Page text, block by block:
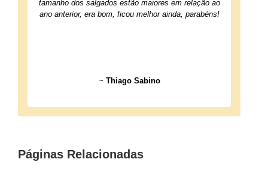
tamanho dos salgados estão maiores em relação ao
ano anterior, era bom, ficou melhor ainda, parabéns!
~ Thiago Sabino
Páginas Relacionadas